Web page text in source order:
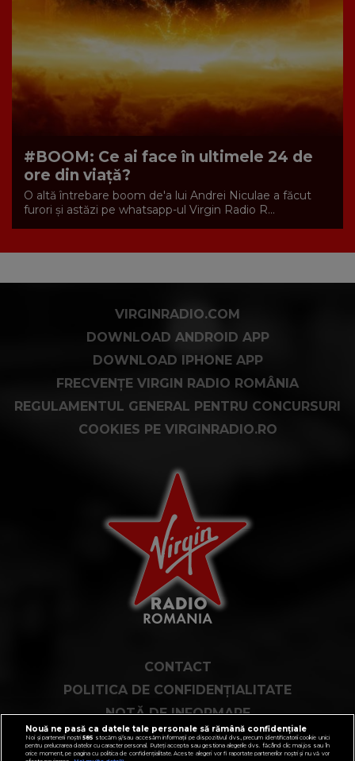
#BOOM: Ce ai face în ultimele 24 de
ore din viaţă?
O altă întrebare boom de'a lui Andrei Niculae a făcut
furori şi astăzi pe whatsapp-ul Virgin Radio R...
VIRGINRADIO.COM
DOWNLOAD ANDROID APP
DOWNLOAD IPHONE APP
FRECVENȚE VIRGIN RADIO ROMÂNIA
REGULAMENTUL GENERAL PENTRU CONCURSURI
COOKIES PE VIRGINRADIO.RO
CONTACT
POLITICA DE CONFIDENȚIALITATE
NOTĂ DE INFORMARE
TERMENI ȘI CONDIȚII
Nouă ne pasă ca datele tale personale să rămână confidențiale
Noi și partenerii noștri585 stocăm și/sau accesăm informații pe dispozitivul dvs., precum identificatorii cookie unici
pentru prelucrarea datelor cu caracter personal. Puteți accepta sau gestiona alegerile dvs. făcând clic mai jos sau în
orice moment, pe pagina cu politica de confidențialitate. Aceste alegeri vor fi raportate partenerilor noștri și nu vă vor